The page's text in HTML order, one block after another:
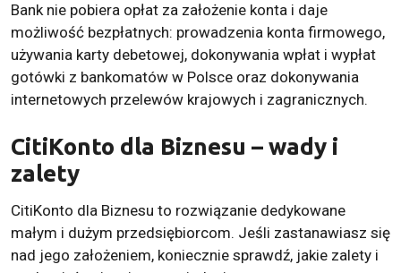
Bank nie pobiera opłat za założenie konta i daje
możliwość bezpłatnych: prowadzenia konta firmowego,
używania karty debetowej, dokonywania wpłat i wypłat
gotówki z bankomatów w Polsce oraz dokonywania
internetowych przelewów krajowych i zagranicznych.
CitiKonto dla Biznesu – wady i
zalety
CitiKonto dla Biznesu to rozwiązanie dedykowane
małym i dużym przedsiębiorcom. Jeśli zastanawiasz się
nad jego założeniem, koniecznie sprawdź, jakie zalety i